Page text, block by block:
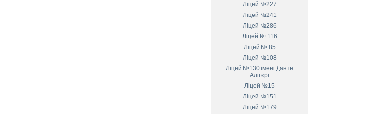
Ліцей №227
Ліцей №241
Ліцей №286
Ліцей № 116
Ліцей № 85
Ліцей №108
Ліцей №130 імені Данте
Аліг'єрі
Ліцей №15
Ліцей №151
Ліцей №179